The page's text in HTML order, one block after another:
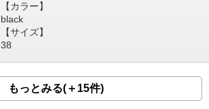
【カラー】
black
【サイズ】
38
もっとみる(＋15件)